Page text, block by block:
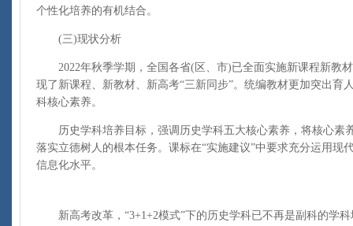
个性化培养的有机结合。
(三)现状分析
2022年秋季学期，全国各省(区、市)已全面实施新课程新教
现了新课程、新教材、新高考“三新同步”。统编教材更加突出育
科核心素养。
历史学科培养目标，强调历史学科五大核心素养，将核心素
落实立德树人的根本任务。课标在“实施建议”中要求充分运用现
信息化水平。
新高考改革，“3+1+2模式”下的历史学科已不再是副科的学科